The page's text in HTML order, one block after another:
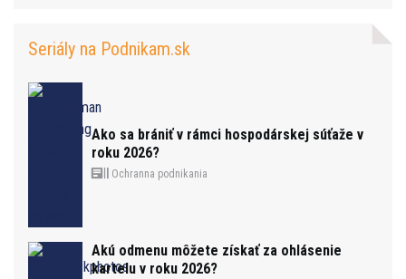
Seriály na Podnikam.sk
Ako sa brániť v rámci hospodárskej súťaže v
roku 2026?
Ochranna podnikania
Akú odmenu môžete získať za ohlásenie
kartelu v roku 2026?